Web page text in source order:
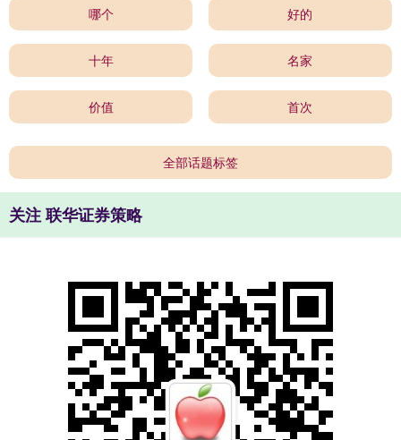
哪个 好的
十年 名家
价值 首次
全部话题标签
关注 联华证券策略